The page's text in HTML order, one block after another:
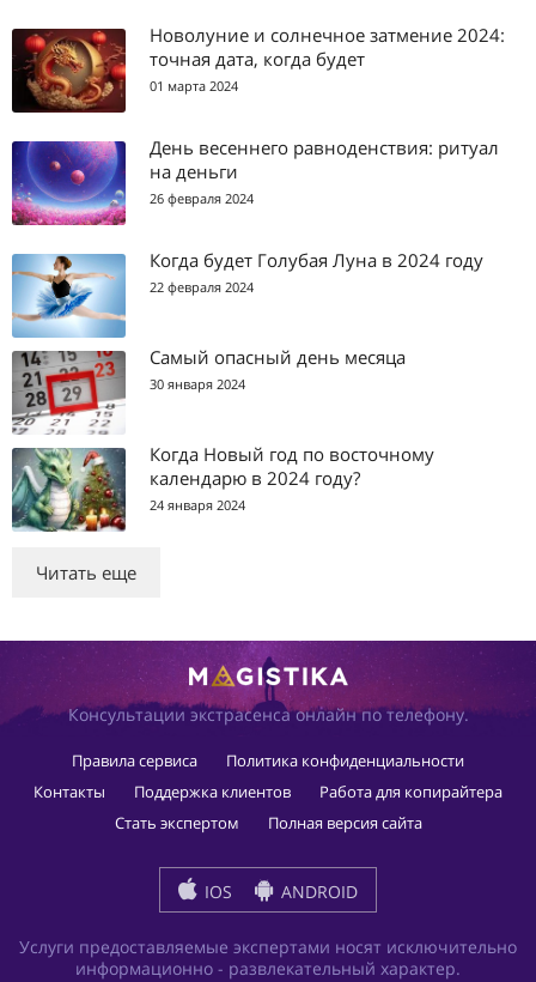
Новолуние и солнечное затмение 2024:
точная дата, когда будет
01 марта 2024
День весеннего равноденствия: ритуал
на деньги
26 февраля 2024
Когда будет Голубая Луна в 2024 году
22 февраля 2024
Самый опасный день месяца
30 января 2024
Когда Новый год по восточному
календарю в 2024 году?
24 января 2024
Читать еще
Консультации экстрасенса онлайн по телефону.
Правила сервиса
Политика конфиденциальности
Контакты
Поддержка клиентов
Работа для копирайтера
Стать экспертом
Полная версия сайта
IOS ANDROID
Услуги предоставляемые экспертами носят исключительно
информационно - развлекательный характер.